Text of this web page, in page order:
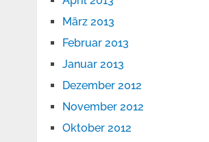
März 2013
Februar 2013
Januar 2013
Dezember 2012
November 2012
Oktober 2012